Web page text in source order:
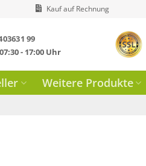
Kauf auf Rechnung
99
- 17:00 Uhr
Weitere Produkte